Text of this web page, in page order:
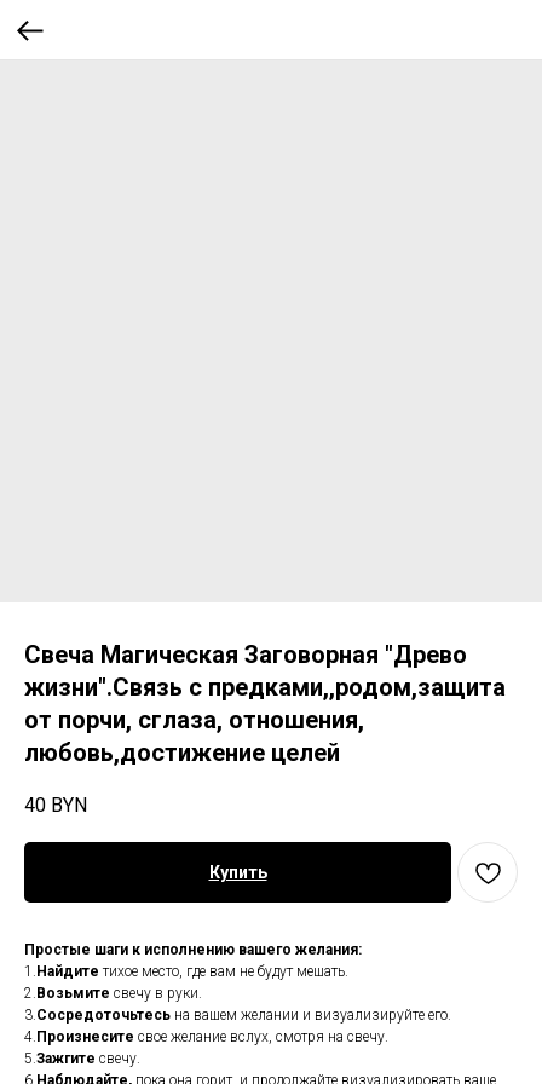
Свеча Магическая Заговорная "Древо
жизни".Связь с предками,,родом,защита
от порчи, сглаза, отношения,
любовь,достижение целей
40 BYN
Купить
Простые шаги к исполнению вашего желания:
1. Найдите тихое место, где вам не будут мешать.
2. Возьмите свечу в руки.
3.Сосредоточьтесь на вашем желании и визуализируйте его.
4. Произнесите свое желание вслух, смотря на свечу.
5.Зажгите свечу.